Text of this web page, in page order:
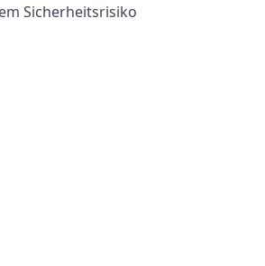
Sicherheitsrisiko